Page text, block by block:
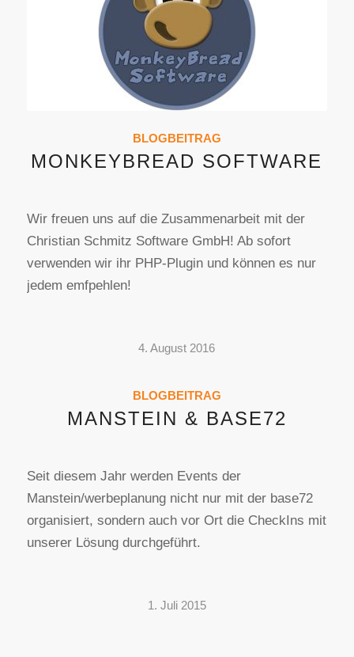
BLOGBEITRAG
MONKEYBREAD SOFTWARE
Wir freuen uns auf die Zusammenarbeit mit der
Christian Schmitz Software GmbH! Ab sofort
verwenden wir ihr PHP-Plugin und können es nur
jedem emfpehlen!
4. August 2016
BLOGBEITRAG
MANSTEIN & BASE72
Seit diesem Jahr werden Events der
Manstein/werbeplanung nicht nur mit der base72
organisiert, sondern auch vor Ort die CheckIns mit
unserer Lösung durchgeführt.
1. Juli 2015